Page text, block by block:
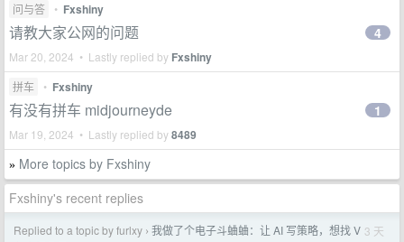
问与答 • Fxshiny
请教大家公网的问题
Mar 20, 2024 • Lastly replied by Fxshiny
4
拼车 • Fxshiny
有没有拼车 midjourneyde
Mar 19, 2024 • Lastly replied by8489
1
» More topics by Fxshiny
Fxshiny's recent replies
Replied to a topic by furlxy › 我做了个电子斗蛐蛐：让 AI 写策略，想找 V 3 天